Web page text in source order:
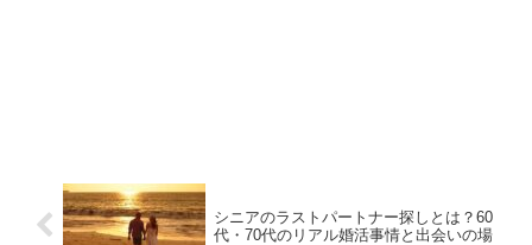
シニアのラストパートナー探しとは？60
代・70代のリアル婚活事情と出会いの場